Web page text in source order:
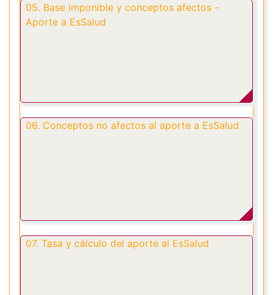
05. Base imponible y conceptos afectos -
Aporte a EsSalud
06. Conceptos no afectos al aporte a EsSalud
07. Tasa y cálculo del aporte al EsSalud